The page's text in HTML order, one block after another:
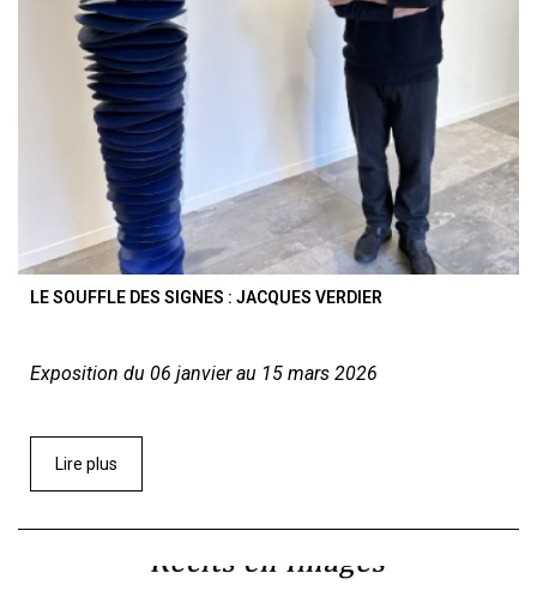
LE SOUFFLE DES SIGNES : JACQUES VERDIER
Exposition du 06 janvier au 15 mars 2026
Lire plus